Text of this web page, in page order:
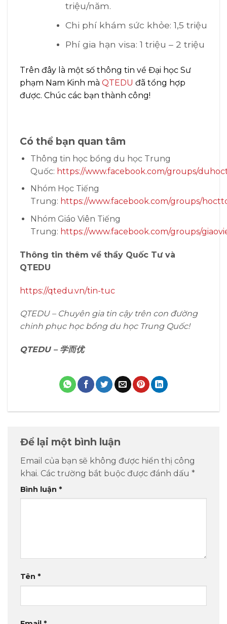
triệu/năm.
Chi phí khám sức khỏe: 1,5 triệu
Phí gia hạn visa: 1 triệu – 2 triệu
Trên đây là một số thông tin về Đại học Sư
phạm Nam Kinh mà QTEDU đã tổng hợp
được. Chúc các bạn thành công!
Có thể bạn quan tâm
Thông tin học bổng du học Trung
Quốc: https://www.facebook.com/groups/
Nhóm Học Tiếng
Trung: https://www.facebook.com/groups/
Nhóm Giáo Viên Tiếng
Trung: https://www.facebook.com/groups/
Thông tin thêm về thầy Quốc Tư và
QTEDU
https://qtedu.vn/tin-tuc
QTEDU – Chuyên gia tin cậy trên con đường
chinh phục học bổng du học Trung Quốc!
QTEDU – 学而优
Để lại một bình luận
Email của bạn sẽ không được hiển thị công
khai. Các trường bắt buộc được đánh dấu *
Bình luận *
Tên *